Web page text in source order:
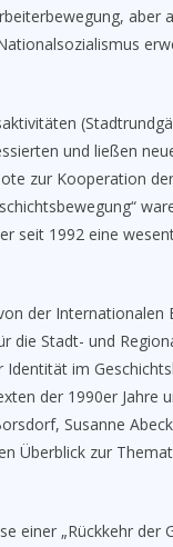
aber
und ließen
zur Kooperation
seit 1992 eine
der Internationalen
die Stadt- und
im
der 1990er Jahre
Susanne
Überblick zur
einer „Rückkehr der